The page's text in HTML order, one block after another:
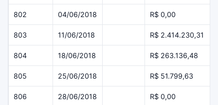
802 04/06/2018 R$ 0,00
803 11/06/2018 R$ 2.414.230,31
804 18/06/2018 R$ 263.136,48
805 25/06/2018 R$ 51.799,63
806 28/06/2018 R$ 0,00